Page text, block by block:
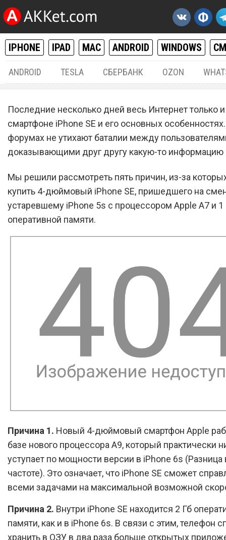
IPHONE IPAD MAC ANDROID WINDOWS
ANDROID TESLA СБЕРБАНК OZON
Пять причин купить
iPhone SE
Последние несколько дней весь Интернет только и
смартфоне iPhone SE и его основных
форумах не утихают баталии между
доказывающими друг другу какую-то информацию
Мы решили рассмотреть пять причин, из-за
купить 4-дюймовый iPhone SE, пришедшего на
устаревшему iPhone 5s с процессором Apple A7 и 1
оперативной памяти.
Причина 1. Новый 4-дюймовый смартфон Apple
базе нового процессора A9, который практически
уступает по мощности версии в iPhone 6s (Разница
частоте). Это означает, что iPhone SE сможет
всеми задачами на максимальной возможной
Причина 2. Внутри iPhone SE находится 2 Гб
памяти, как и в iPhone 6s. В связи с этим, телефон
хранить в ОЗУ в два раза больше открытых